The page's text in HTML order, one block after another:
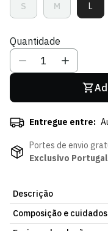
SVariante
Esgotada
Indisponível
MVariante
Esgotada
Indisponível
L
Quantidade
Entregue entre:
Portes de envio
Exclusivo
Descrição
Camisola Pink October
Acabamento pensado
Composição e cuidados